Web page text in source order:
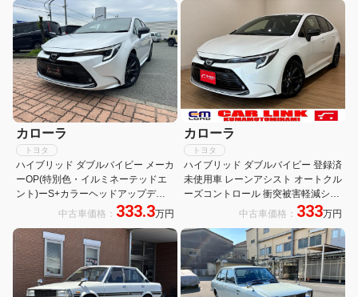
カローラ
トヨタ
ハイブリッド ダブルバイビー メーカ
ーOP(特別色・イルミネーテッドエ
ント)ーS+カラーヘッドアップディ
スプレイ)/10.5インチDオーディオ
MiraCast)/バックカメラ/ETC2.0/ド
ラレコ
中古車価格： 333.3万円
カローラ
トヨタ
ハイブリッド ダブルバイビー 登録済
未使用車 レーンアシスト オートクル
ーズコントロール 衝突被害軽減シス
テム バックカメラ ナビ TV アルミホ
ートライト LEDヘッドランプ CVT
中古車価格： 333万円